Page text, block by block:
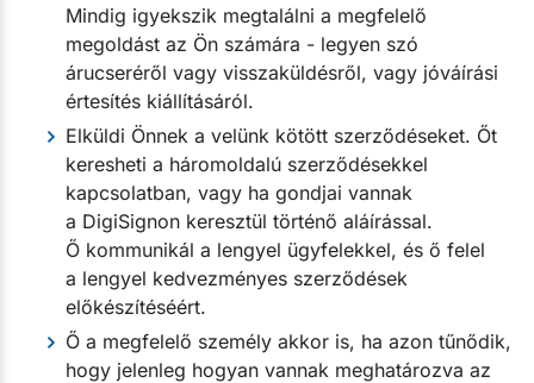
Mindig igyekszik megtalálni a megfelelő
megoldást az Ön számára - legyen szó
árucseréről vagy visszaküldésről, vagy jóváírási
értesítés kiállításáról.
Elküldi Önnek a velünk kötött szerződéseket. Őt
keresheti a háromoldalú szerződésekkel
kapcsolatban, vagy ha gondjai vannak
a DigiSignon keresztül történő aláírással.
Ő kommunikál a lengyel ügyfelekkel, és ő felel
a lengyel kedvezményes szerződések
előkészítéséért.
Ő a megfelelő személy akkor is, ha azon tűnődik,
hogy jelenleg hogyan vannak meghatározva az